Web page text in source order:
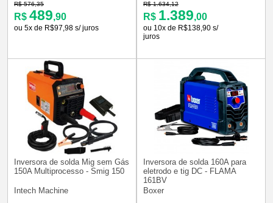
R$ 576,35
R$ 489,90
ou 5x de R$97,98 s/ juros
R$ 1.634,12
R$ 1.389,00
ou 10x de R$138,90 s/
juros
Inversora de solda Mig sem Gás
150A Multiprocesso - Smig 150
Intech Machine
Inversora de solda 160A para
eletrodo e tig DC - FLAMA
161BV
Boxer